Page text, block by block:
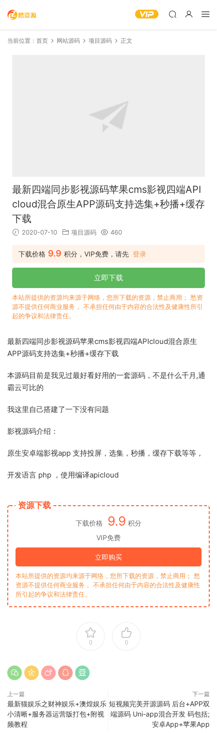
当前位置： 首页 网站源码 项目源码 正文
最新四端同步影视源码苹果cms影视四端API
cloud混合原生APP源码支持选集+秒播+缓存
下载
2020-07-10 项目源码 460
下载价格 9.9 积分，VIP免费，请先 登录
立即下载
本站所提供的资源均来源于网络，您所下载的资源，禁止商用； 愁资
源不提供任何商业服务， 不承担任何由于内容的合法性及健康性所引
起的争议和法律责任。
最新四端同步影视源码苹果cms影视四端APIcloud混合原生
APP源码支持选集+秒播+缓存下载
本源码目前是我见过最好看好用的一套源码，不是什么千月,通
霸云可比的
我这里自己搭建了一下没有问题
影视源码介绍：
原生安卓端影视app 支持投屏，选集，秒播，缓存下载等等，
开发语言 php ，使用编译apicloud
资源下载
下载价格 9.9 积分
VIP免费
立即购买
本站所提供的资源均来源于网络，您所下载的资源，禁止商用； 愁
资源不提供任何商业服务， 不承担任何由于内容的合法性及健康性
所引起的争议和法律责任。
0 0
上一篇
最新猫娱乐之财神娱乐+澳煌娱乐
小清晰+服务器运营版打包+附视
频教程
下一篇
短视频完美开源源码 后台+APP双
端源码 Uni-app混合开发 码包括;
安卓App+苹果App